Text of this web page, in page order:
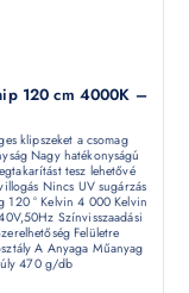
120 cm 4000K –
klipszeket a csomag
Nagy hatékonyságú
tesz lehetővé
Nincs UV sugárzás
120 ° Kelvin 4 000 Kelvin
Színvisszaadási
Felületre
A Anyaga Műanyag
470 g/db